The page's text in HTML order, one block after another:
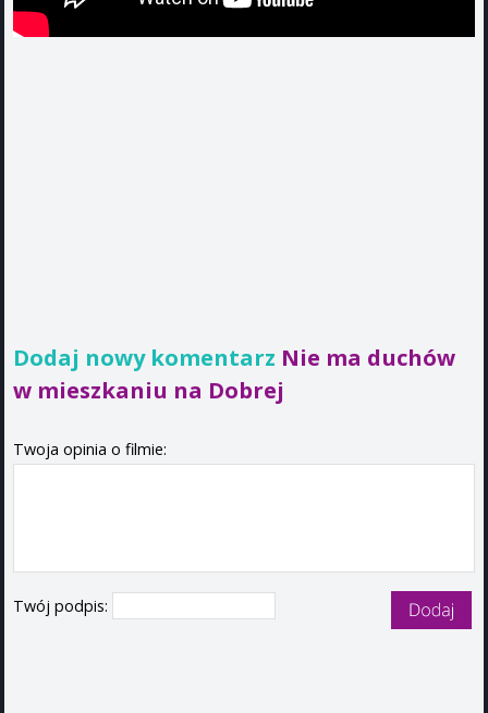
Dodaj nowy komentarz Nie ma duchów
w mieszkaniu na Dobrej
Twoja opinia o filmie:
Twój podpis: